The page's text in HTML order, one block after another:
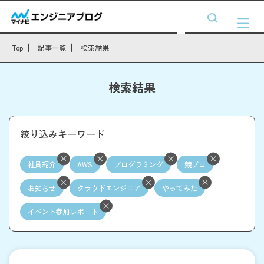
Top 記事一覧 検索結果
検索結果
絞り込みキーワード
社員紹介 AWS プログラミング 競プロ
お知らせ クラウドエンジニア やってみた
イベント参加レポート